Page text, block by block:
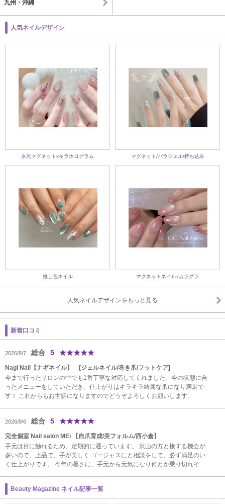
九州・沖縄
人気ネイルデザイン
水光マグネットxキラホログラム マグネット/パラジェル/持ち込み
推し色ネイル マグネットネイルxカラグラ
人気ネイルデザインをもっと見る
新着口コミ
2026/8/7 総合 5 ★★★★★
Nagi Nail【ナギネイル】 [ジェルネイル/巻き爪/フットケア]
今まで行ったサロンの中でも1番丁寧な対応してくれました。今の状態に合
ったメニューをしていただき、仕上がりはキラキラ綺麗な爪になり満足で
す！ これからもお世話になりますのでどうぞよろしくお願いします。
2026/8/6 総合 5 ★★★★★
完全個室 Nail salon MEi 【自爪育成/美フォルム/西小倉】
手元は目に触れるため、定期的に通っています。 沢山の方と接する機会が
多いので、上品で、手が美しく ゴージャスにと相談をして、必ず満足のい
く仕上がりです。 今年の暑さに、手元から元気になり何とか乗り切れそう
Beauty Magazine ネイル記事一覧